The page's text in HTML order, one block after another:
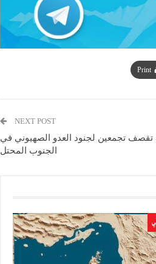
Print
NEXT POST
تقصف تجمعين لجنود العدو الصهيوني في
الجنوب المحتل